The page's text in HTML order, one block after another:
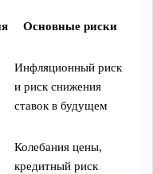
Основные риски
Инфляционный риск
и риск снижения
ставок в будущем
Колебания цены,
кредитный риск